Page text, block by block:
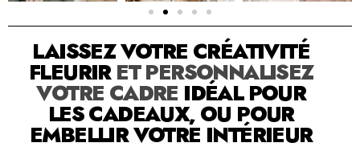
SOLUTION PAR THE LUXURY BOX & CO
LAISSEZ VOTRE CRÉATIVITÉ
FLEURIRET PERSONNALISEZ
VOTRE CADRE IDÉAL POUR
LES CADEAUX, OU POUR
EMBELLIR VOTRE INTÉRIEUR